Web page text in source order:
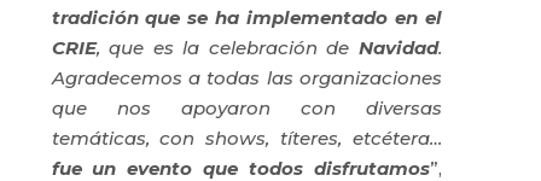
tradición que se ha implementado en el
CRIE, que es la celebración de Navidad.
Agradecemos a todas las organizaciones
que nos apoyaron con diversas
temáticas, con shows, títeres, etcétera…
fue un evento que todos disfrutamos”,